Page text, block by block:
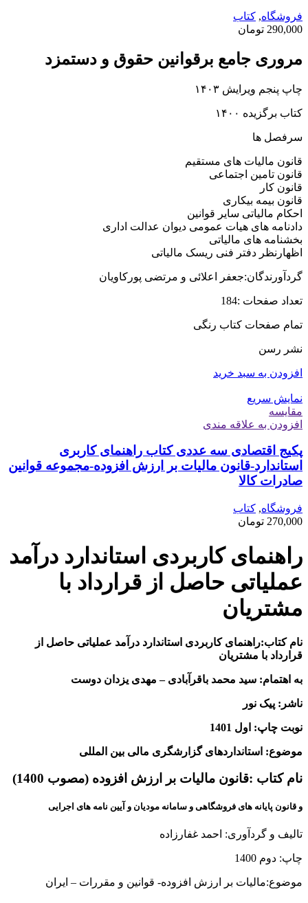
فروشگاه, کتاب
290,000 تومان
مروری جامع برقوانین حقوق و دستمزد
چاپ پنجم ویرایش ۱۴۰۳
کتاب برگزیده ۱۴۰۰
سرفصل ها
قانون مالیات های مستقیم
قانون تامین اجتماعی
قانون کار
قانون بیمه بیکاری
احکام مالیاتی سایر قوانین
دادنامه های هیات عمومی دیوان عدالت اداری
بخشنامه های مالیاتی
اظهارنظر دفتر فنی ریسک مالیاتی
گردآورندگان:جعفر اعلائی و مرتضی پورکاویان
تعداد صفحات :184
تمام صفحات کتاب رنگی
نشر رسن
افزودن به سبد خرید
نمایش سریع
مقايسه
افزودن به علاقه مندی
پکیج اقتصادی سه عددی کتاب راهنمای کاربری
استاندارد-قانون مالیات بر ارزش افزوده-مجموعه قوانین
صادرات کالا
فروشگاه, کتاب
270,000 تومان
راهنمای کاربردی استاندارد درآمد
عملیاتی حاصل از قرارداد با
مشتریان
نام کتاب:راهنمای کاربردی استاندارد درآمد عملیاتی حاصل از
قرارداد با مشتریان
به اهتمام: سید محمد باقرآبادی – مهدی یزدان دوست
ناشر: پیک نور
نوبت چاپ: اول 1401
موضوع: استانداردهای گزارشگری مالی بین المللی
نام کتاب :قانون مالیات بر ارزش افزوده (مصوب 1400)
و قانون پایانه های فروشگاهی و سامانه مودیان و آیین نامه های اجرایی
تالیف و گردآوری: احمد غفارزاده
چاپ: دوم 1400
موضوع:مالیات بر ارزش افزوده- قوانین و مقررات – ایران